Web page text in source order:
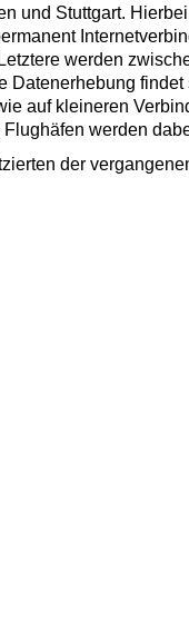
und Stuttgart.
werden
Datenerhebung
auf kleineren
werden
der